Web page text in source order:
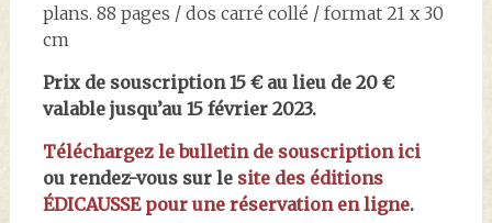
plans. 88 pages / dos carré collé / format 21 x 30
cm
Prix de souscription 15 € au lieu de 20 €
valable jusqu’au 15 février 2023.
Téléchargez le bulletin de souscription ici
ou rendez-vous sur le site des éditions
ÉDICAUSSE pour une réservation en ligne.